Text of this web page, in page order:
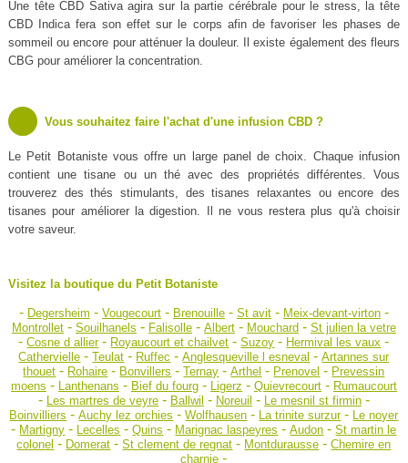
Une tête CBD Sativa agira sur la partie cérébrale pour le stress, la tête
CBD Indica fera son effet sur le corps afin de favoriser les phases de
sommeil ou encore pour atténuer la douleur. Il existe également des fleurs
CBG pour améliorer la concentration.
Vous souhaitez faire l'achat d'une infusion CBD ?
Le Petit Botaniste vous offre un large panel de choix. Chaque infusion
contient une tisane ou un thé avec des propriétés différentes. Vous
trouverez des thés stimulants, des tisanes relaxantes ou encore des
tisanes pour améliorer la digestion. Il ne vous restera plus qu'à choisir
votre saveur.
Visitez la boutique du Petit Botaniste
- Degersheim - Vougecourt- Brenouille- St avit- Meix-devant-virton-
Montrollet- Souilhanels - Falisolle- Albert- Mouchard- St julien la vetre
-Cosne d allier- Royaucourt et chailvet -Suzoy - Hermival les vaux -
Cathervielle -Teulat - Ruffec -Anglesqueville l esneval -Artannes sur
thouet - Rohaire - Bonvillers -Ternay -Arthel - Prenovel - Prevessin
moens - Lanthenans - Bief du fourg- Ligerz - Quievrecourt- Rumaucourt
- Les martres de veyre- Ballwil - Noreuil - Le mesnil st firmin-
Boinvilliers -Auchy lez orchies -Wolfhausen - La trinite surzur- Le noyer
- Martigny - Lecelles -Quins - Marignac laspeyres -Audon -St martin le
colonel - Domerat -St clement de regnat - Montdurausse -Chemire en
charnie -